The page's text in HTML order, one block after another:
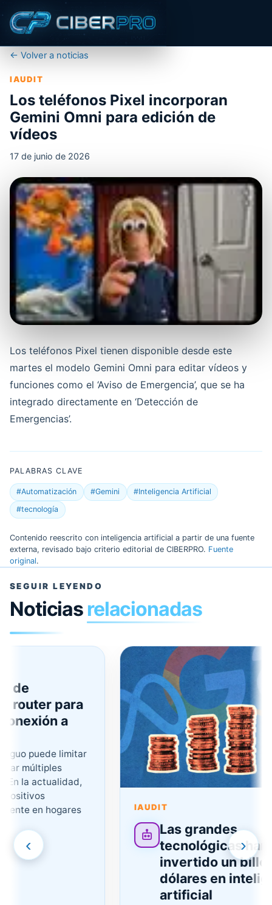
← Volver a noticias
IAUDIT
Los teléfonos Pixel incorporan
Gemini Omni para edición de
vídeos
17 de junio de 2026
Los teléfonos Pixel tienen disponible desde este
martes el modelo Gemini Omni para editar vídeos y
funciones como el ‘Aviso de Emergencia’, que se ha
integrado directamente en ‘Detección de
Emergencias’.
PALABRAS CLAVE
#Automatización #Gemini
#Inteligencia Artificial
#tecnología
Contenido reescrito con inteligencia artificial a partir de una fuente
externa, revisado bajo criterio editorial de CIBERPRO. Fuente
original.
SEGUIR LEYENDO
Noticias relacionadas
‹
para
a
puede limitar
múltiples
la actualidad,
en hogares
IAUDIT
Las grandes
tecnológicas han
invertido un billón
dólares en
artificial
›